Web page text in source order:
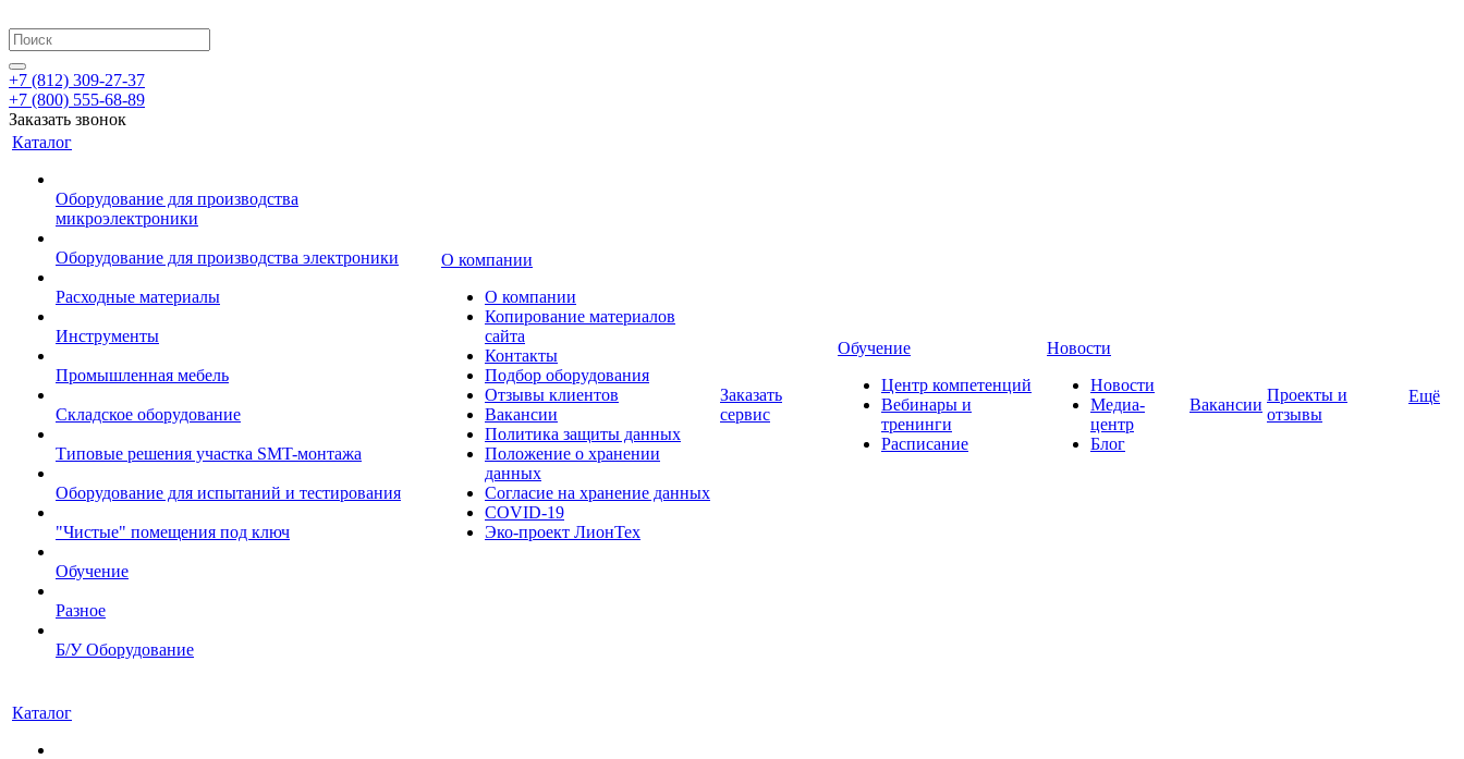
+7 (812) 309-27-37
+7 (800) 555-68-89
Заказать звонок
Каталог
Оборудование для производства
микроэлектроники
Оборудование для производства электроники
Расходные материалы
Инструменты
Промышленная мебель
Складское оборудование
Типовые решения участка SMT-монтажа
Оборудование для испытаний и тестирования
"Чистые" помещения под ключ
Обучение
Разное
Б/У Оборудование
О компании
О компании
Копирование материалов
сайта
Контакты
Подбор оборудования
Отзывы клиентов
Вакансии
Политика защиты данных
Положение о хранении
данных
Согласие на хранение данных
COVID-19
Эко-проект ЛионТех
Заказать
сервис
Обучение
Центр компетенций
Вебинары и
тренинги
Расписание
Новости
Новости
Медиа-
центр
Блог
Вакансии
Проекты и
отзывы
Ещё
Каталог